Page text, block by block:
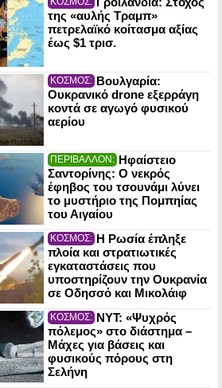
της «αυλής Τραμπ»
πετρελαϊκό κοίτασμα αξίας
έως $1 τρισ.
ΚΟΣΜΟΣ: Βουλγαρία:
Ουκρανικό drone εξερράγη
κοντά σε αγωγό φυσικού
αερίου
ΠΕΡΙΒΑΛΛΟΝ: Ηφαίστειο
Σαντορίνης: Ο νεκρός
έφηβος του τσουνάμι λύνει
το μυστήριο της Πομπηίας
του Αιγαίου
ΚΟΣΜΟΣ: Η Ρωσία έπληξε
πλοία και στρατιωτικές
εγκαταστάσεις που
υποστηρίζουν την Ουκρανία
σε Οδησσό και Μικολάιφ
ΚΟΣΜΟΣ: NYT: «Ψυχρός
πόλεμος» στο διάστημα –
Μάχες για βάσεις και
φυσικούς πόρους στη
Σελήνη